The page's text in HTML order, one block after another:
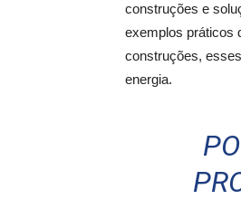
construções e
exemplos práticos
construções,
energia.